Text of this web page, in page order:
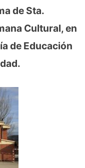
de Sta.
Cultural, en
de Educación